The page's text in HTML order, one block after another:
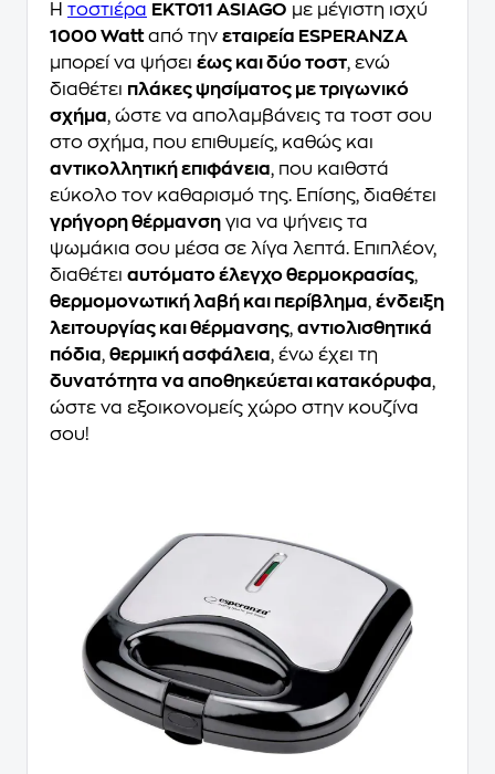
Η τοστιέρα EKT011 ASIAGO με μέγιστη ισχύ
1000 Wattαπό την εταιρεία ESPERANZA
μπορεί να ψήσει έως και δύο τοστ, ενώ
διαθέτει πλάκες ψησίματος με τριγωνικό
σχήμα, ώστε να απολαμβάνεις τα τοστ σου
στο σχήμα, που επιθυμείς, καθώς και
αντικολλητική επιφάνεια, που καιθστά
εύκολο τον καθαρισμό της. Επίσης, διαθέτει
γρήγορη θέρμανση για να ψήνεις τα
ψωμάκια σου μέσα σε λίγα λεπτά. Επιπλέον,
διαθέτει αυτόματο έλεγχο θερμοκρασίας,
θερμομονωτική λαβή και περίβλημα, ένδειξη
λειτουργίας και θέρμανσης, αντιολισθητικά
πόδια, θερμική ασφάλεια, ένω έχει τη
δυνατότητα να αποθηκεύεται κατακόρυφα,
ώστε να εξοικονομείς χώρο στην κουζίνα
σου!